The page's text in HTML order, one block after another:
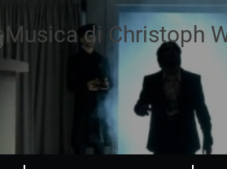
Musica di Christoph